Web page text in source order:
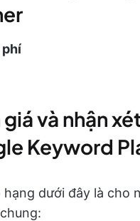
phí
và nhận
Keyword
hạng dưới đây là cho